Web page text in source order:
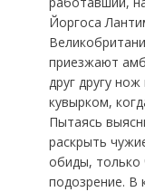
Йоргоса
приезжают
друг другу
кувырком,
Пытаясь
раскрыть
обиды, только
подозрение. В